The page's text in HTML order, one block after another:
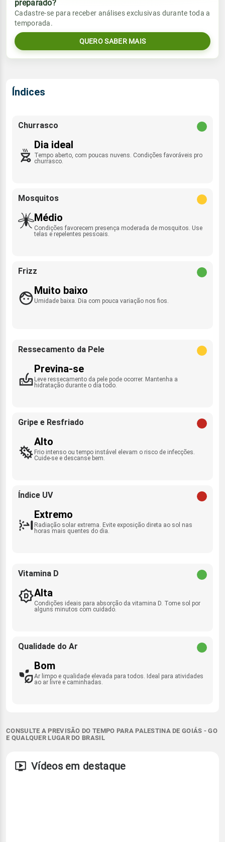
Umidade do ar
24%47%
Rajada de vento
Sol
06:46h às 18:16h
Lua
Chuva
0.0mm
Umidade do ar
Vento
N - 8km/h
Rajada de vento
Sol
preparado?
Cadastre-se para receber análises exclusivas durante toda a
temporada.
QUERO SABER MAIS
Índices
Churrasco
Dia ideal
Tempo aberto, com poucas nuvens. Condições favoráveis pro
churrasco.
Mosquitos
Médio
Condições favorecem presença moderada de mosquitos. Use
telas e repelentes pessoais.
Frizz
Muito baixo
Umidade baixa. Dia com pouca variação nos fios.
Ressecamento da Pele
Previna-se
Leve ressecamento da pele pode ocorrer. Mantenha a
hidratação durante o dia todo.
Gripe e Resfriado
Alto
Frio intenso ou tempo instável elevam o risco de infecções.
Cuide-se e descanse bem.
Índice UV
Extremo
Radiação solar extrema. Evite exposição direta ao sol nas
horas mais quentes do dia.
Vitamina D
Alta
Condições ideais para absorção da vitamina D. Tome sol por
alguns minutos com cuidado.
Qualidade do Ar
Bom
Ar limpo e qualidade elevada para todos. Ideal para atividades
ao ar livre e caminhadas.
CONSULTE A PREVISÃO DO TEMPO PARA PALESTINA DE GOIÁS - GO
E QUALQUER LUGAR DO BRASIL
Vídeos em destaque